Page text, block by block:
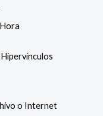
o Internet